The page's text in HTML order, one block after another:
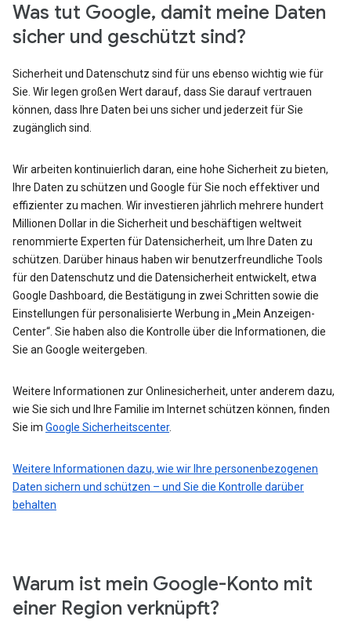
Was tut Google, damit meine Daten
sicher und geschützt sind?
Sicherheit und Datenschutz sind für uns ebenso wichtig wie für
Sie. Wir legen großen Wert darauf, dass Sie darauf vertrauen
können, dass Ihre Daten bei uns sicher und jederzeit für Sie
zugänglich sind.
Wir arbeiten kontinuierlich daran, eine hohe Sicherheit zu bieten,
Ihre Daten zu schützen und Google für Sie noch effektiver und
effizienter zu machen. Wir investieren jährlich mehrere hundert
Millionen Dollar in die Sicherheit und beschäftigen weltweit
renommierte Experten für Datensicherheit, um Ihre Daten zu
schützen. Darüber hinaus haben wir benutzerfreundliche Tools
für den Datenschutz und die Datensicherheit entwickelt, etwa
Google Dashboard, die Bestätigung in zwei Schritten sowie die
Einstellungen für personalisierte Werbung in „Mein Anzeigen-
Center“. Sie haben also die Kontrolle über die Informationen, die
Sie an Google weitergeben.
Weitere Informationen zur Onlinesicherheit, unter anderem dazu,
wie Sie sich und Ihre Familie im Internet schützen können, finden
Sie im Google Sicherheitscenter.
Weitere Informationen dazu, wie wir Ihre personenbezogenen
Daten sichern und schützen – und Sie die Kontrolle darüber
behalten
Warum ist mein Google-Konto mit
einer Region verknüpft?